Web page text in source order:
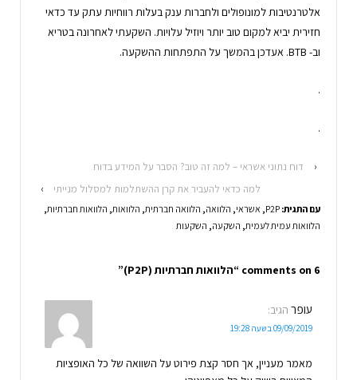
אלטרנטיבות למונופולים ולחברות ענק בעלות רווחיות עתק עד כדאי
חזירית יביא למקום טוב יותר ויוזיל עלויות. השקעתי לאחרונה בטריא
וב- BTB. אעדכן בהמשך על התפתחות ההשקעה.
.
.
‹
דוח נתוני אשראי – למה זה טוב? הסבר על המידע בדוח
למה כדאי להעביר את קרן ההשתלמות למסלול מנייתי
›
עם התגית: P2P
, אשראי, הלוואה, הלוואה חברתית, הלוואות, הלוואות חברתיות,
הלוואות עמית לעמית, השקעה, השקעות
6 comments on “ הלוואות חברתיות (P2P) ”
עופר הגיב:
09/09/2019 בשעה 19:28
מאמר מעניין, אך חסר קצת פירוט על השוואה של כל האופציות